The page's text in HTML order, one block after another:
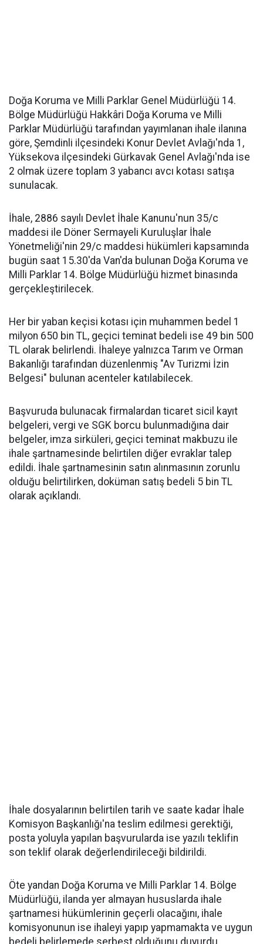
Doğa Koruma ve Milli Parklar Genel Müdürlüğü 14.
Bölge Müdürlüğü Hakkâri Doğa Koruma ve Milli
Parklar Müdürlüğü tarafından yayımlanan ihale ilanına
göre, Şemdinli ilçesindeki Konur Devlet Avlağı'nda 1,
Yüksekova ilçesindeki Gürkavak Genel Avlağı'nda ise
2 olmak üzere toplam 3 yabancı avcı kotası satışa
sunulacak.
İhale, 2886 sayılı Devlet İhale Kanunu'nun 35/c
maddesi ile Döner Sermayeli Kuruluşlar İhale
Yönetmeliği'nin 29/c maddesi hükümleri kapsamında
bugün saat 15.30'da Van'da bulunan Doğa Koruma ve
Milli Parklar 14. Bölge Müdürlüğü hizmet binasında
gerçekleştirilecek.
Her bir yaban keçisi kotası için muhammen bedel 1
milyon 650 bin TL, geçici teminat bedeli ise 49 bin 500
TL olarak belirlendi. İhaleye yalnızca Tarım ve Orman
Bakanlığı tarafından düzenlenmiş "Av Turizmi İzin
Belgesi" bulunan acenteler katılabilecek.
Başvuruda bulunacak firmalardan ticaret sicil kayıt
belgeleri, vergi ve SGK borcu bulunmadığına dair
belgeler, imza sirküleri, geçici teminat makbuzu ile
ihale şartnamesinde belirtilen diğer evraklar talep
edildi. İhale şartnamesinin satın alınmasının zorunlu
olduğu belirtilirken, doküman satış bedeli 5 bin TL
olarak açıklandı.
İhale dosyalarının belirtilen tarih ve saate kadar İhale
Komisyon Başkanlığı'na teslim edilmesi gerektiği,
posta yoluyla yapılan başvurularda ise yazılı teklifin
son teklif olarak değerlendirileceği bildirildi.
Öte yandan Doğa Koruma ve Milli Parklar 14. Bölge
Müdürlüğü, ilanda yer almayan hususlarda ihale
şartnamesi hükümlerinin geçerli olacağını, ihale
komisyonunun ise ihaleyi yapıp yapmamakta ve uygun
bedeli belirlemede serbest olduğunu duyurdu.